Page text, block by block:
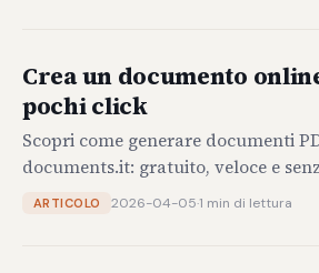
Crea un documento
pochi click
Scopri come generare documenti
documents.it: gratuito, veloce e
ARTICOLO 2026-04-05·1 min di lettura